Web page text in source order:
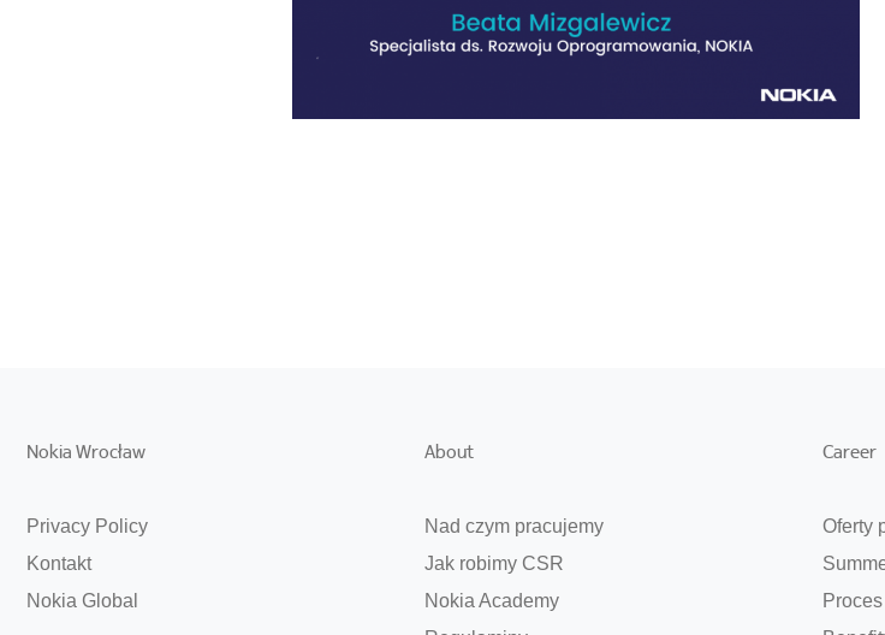
Nokia Wrocław
Privacy Policy
Kontakt
Nokia Global
About
Nad czym pracujemy
Jak robimy CSR
Nokia Academy
Career
Oferty